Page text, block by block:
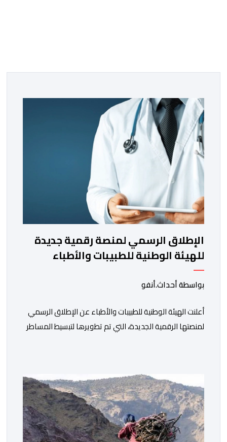
الإطلاق الرسمي لمنصة رقمية جديدة
للهيئة الوطنية للطبيبات والأطباء
بواسطة أحداث.أنفو
أعلنت الهيئة الوطنية للطبيبات والأطباء عن الإطلاق الرسمي
لمنصتها الرقمية الجديدة، التي تم تطويرها لتبسيط المساطر
للهيئة إلى جانب الهيئة الوطنية. وذكر بلاغ للهيئة أن هذه
المنصة، التي تم إطلاقها في إطار استراتيجيتها الرامية إلى
التحديث والتحول الرقمي، تشكل خطوة مهمة في […]